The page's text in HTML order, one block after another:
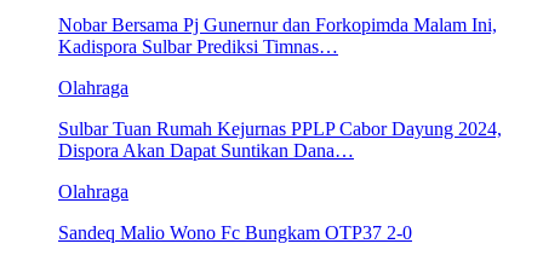
Nobar Bersama Pj Gunernur dan Forkopimda Malam Ini,
Kadispora Sulbar Prediksi Timnas…
Olahraga
Sulbar Tuan Rumah Kejurnas PPLP Cabor Dayung 2024,
Dispora Akan Dapat Suntikan Dana…
Olahraga
Sandeq Malio Wono Fc Bungkam OTP37 2-0